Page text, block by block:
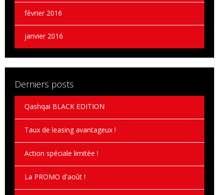
février 2016
janvier 2016
Derniers posts
Qashqai BLACK EDITION
Taux de leasing avantageux !
Action spéciale limitée !
La PROMO d'août !